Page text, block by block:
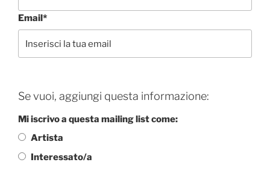
Email*
Se vuoi, aggiungi questa informazione:
Mi iscrivo a questa mailing list come:
Artista
Interessato/a